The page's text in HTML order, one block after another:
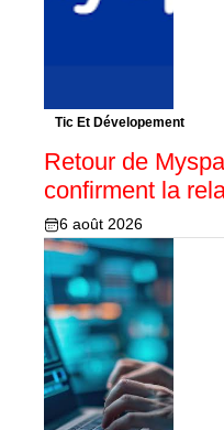
Tic Et Dévelopement
Retour de
confirment la
6 août 2026